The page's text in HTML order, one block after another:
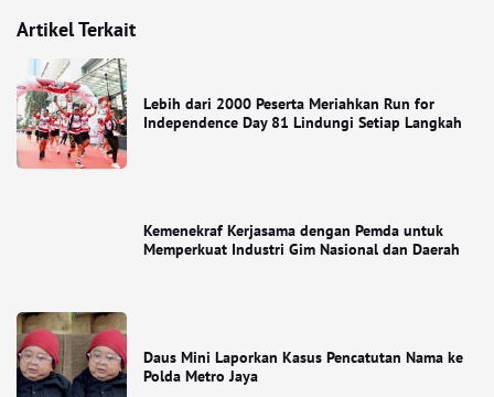
Artikel Terkait
Lebih dari 2000 Peserta Meriahkan Run for
Independence Day 81 Lindungi Setiap Langkah
Kemenekraf Kerjasama dengan Pemda untuk
Memperkuat Industri Gim Nasional dan Daerah
Daus Mini Laporkan Kasus Pencatutan Nama ke
Polda Metro Jaya